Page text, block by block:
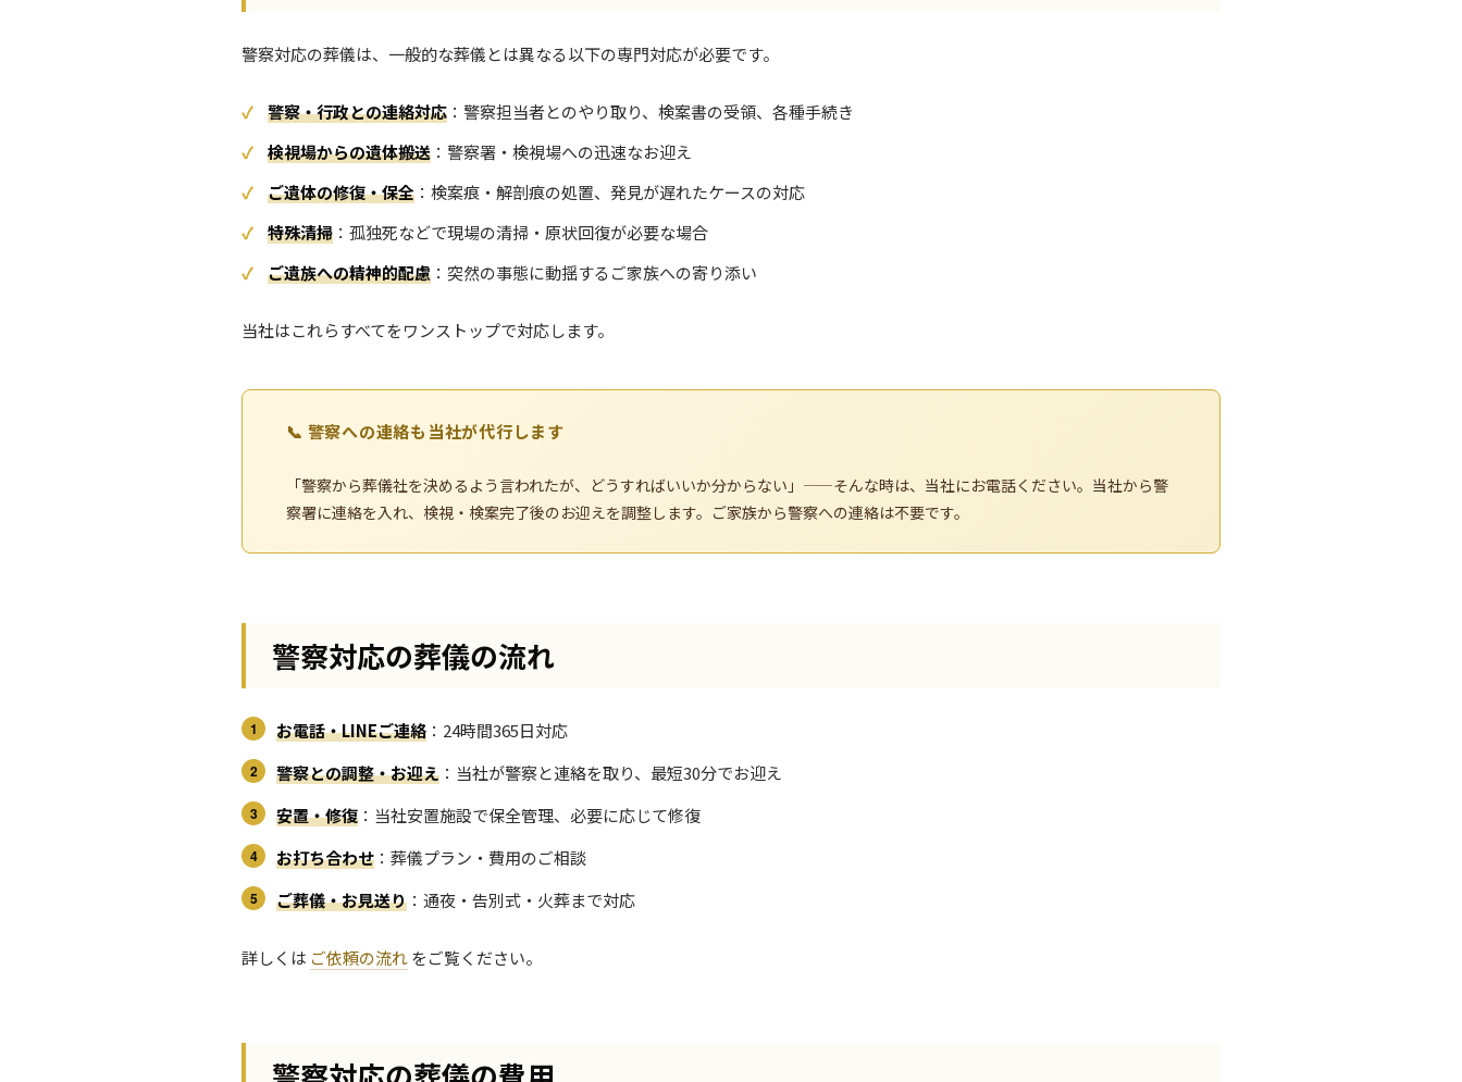
警察対応の葬儀は、一般的な葬儀とは異なる以下の専門対応が必要です。
警察・行政との連絡対応 ：警察担当者とのやり取り、検案書の受領、各種手続き
検視場からの遺体搬送 ：警察署・検視場への迅速なお迎え
ご遺体の修復・保全 ：検案痕・解剖痕の処置、発見が遅れたケースの対応
特殊清掃 ：孤独死などで現場の清掃・原状回復が必要な場合
ご遺族への精神的配慮 ：突然の事態に動揺するご家族への寄り添い
当社はこれらすべてをワンストップで対応します。
📞 警察への連絡も当社が代行します
「警察から葬儀社を決めるよう言われたが、どうすればいいか分からない」——そんな時は、当社にお電話ください。当社から警
察署に連絡を入れ、検視・検案完了後のお迎えを調整します。ご家族から警察への連絡は不要です。
警察対応の葬儀の流れ
お電話・LINEご連絡 ：24時間365日対応
警察との調整・お迎え ：当社が警察と連絡を取り、最短30分でお迎え
安置・修復 ：当社安置施設で保全管理、必要に応じて修復
お打ち合わせ ：葬儀プラン・費用のご相談
ご葬儀・お見送り ：通夜・告別式・火葬まで対応
詳しくは ご依頼の流れをご覧ください。